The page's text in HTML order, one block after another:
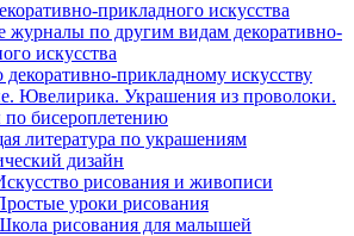
прикладного искусства
по другим видам декоративно-
искусства
прикладному искусству
Ювелирика. Украшения из проволоки.
бисероплетению
литература по украшениям
дизайн
рисования и живописи
уроки рисования
рисования для малышей